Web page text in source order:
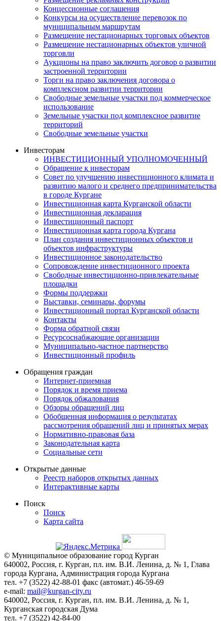
Концессионные соглашения
Конкурсы на осуществление перевозок по
муниципальным маршрутам
Размещение нестационарных торговых объектов
Размещение нестационарных объектов уличной
торговли
Аукционы на право заключить договор о развитии
застроенной территории
Торги на право заключения договора о
комплексном развитии территории
Свободные земельные участки под коммерческое
использование
Земельные участки под комплексное развитие
территорий
Свободные земельные участки
Инвесторам
ИНВЕСТИЦИОННЫЙ УПОЛНОМОЧЕННЫЙ
Обращение к инвесторам
Совет по улучшению инвестиционного климата и
развитию малого и среднего предпринимательства
в городе Кургане
Инвестиционная карта Курганской области
Инвестиционная декларация
Инвестиционный паспорт
Инвестиционная карта города Кургана
План создания инвестиционных объектов и
объектов инфраструктуры
Инвестиционное законодательство
Сопровождение инвестиционного проекта
Свободные инвестиционно-привлекательные
площадки
Формы поддержки
Выставки, семинары, форумы
Инвестиционный портал Курганской области
Контакты
Форма обратной связи
Ресурсоснабжающие организации
Муниципально-частное партнерство
Инвестиционный профиль
Обращения граждан
Интернет-приемная
Порядок и время приема
Порядок обжалования
Обзоры обращений лиц
Обобщенная информация о результатах
рассмотрения обращений лиц и принятых мерах
Нормативно-правовая база
Законодательная карта
Социальные сети
Открытые данные
Реестр наборов открытых данных
Интерактивные карты
Поиск
Поиск
Карта сайта
© Муниципальное образование город Курган
640002, Россия, г. Курган, пл. им. В.И. Ленина, д. № 1, Глава
города Кургана, Администрация города Кургана
тел. +7 (3522) 42-88-01 факс (автомат.) 46-59-69
e-mail: mail@kurgan-city.ru
640002, Россия, г. Курган, пл. им. В.И. Ленина, д. № 1,
Курганская городская Дума
тел. +7 (3522) 42-84-00